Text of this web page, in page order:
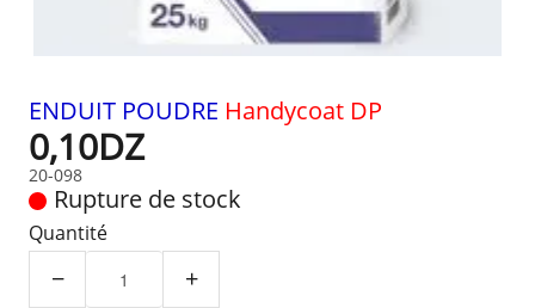
ENDUIT POUDRE Handycoat DP
0,10DZ
20-098
Rupture de stock
Quantité
− +